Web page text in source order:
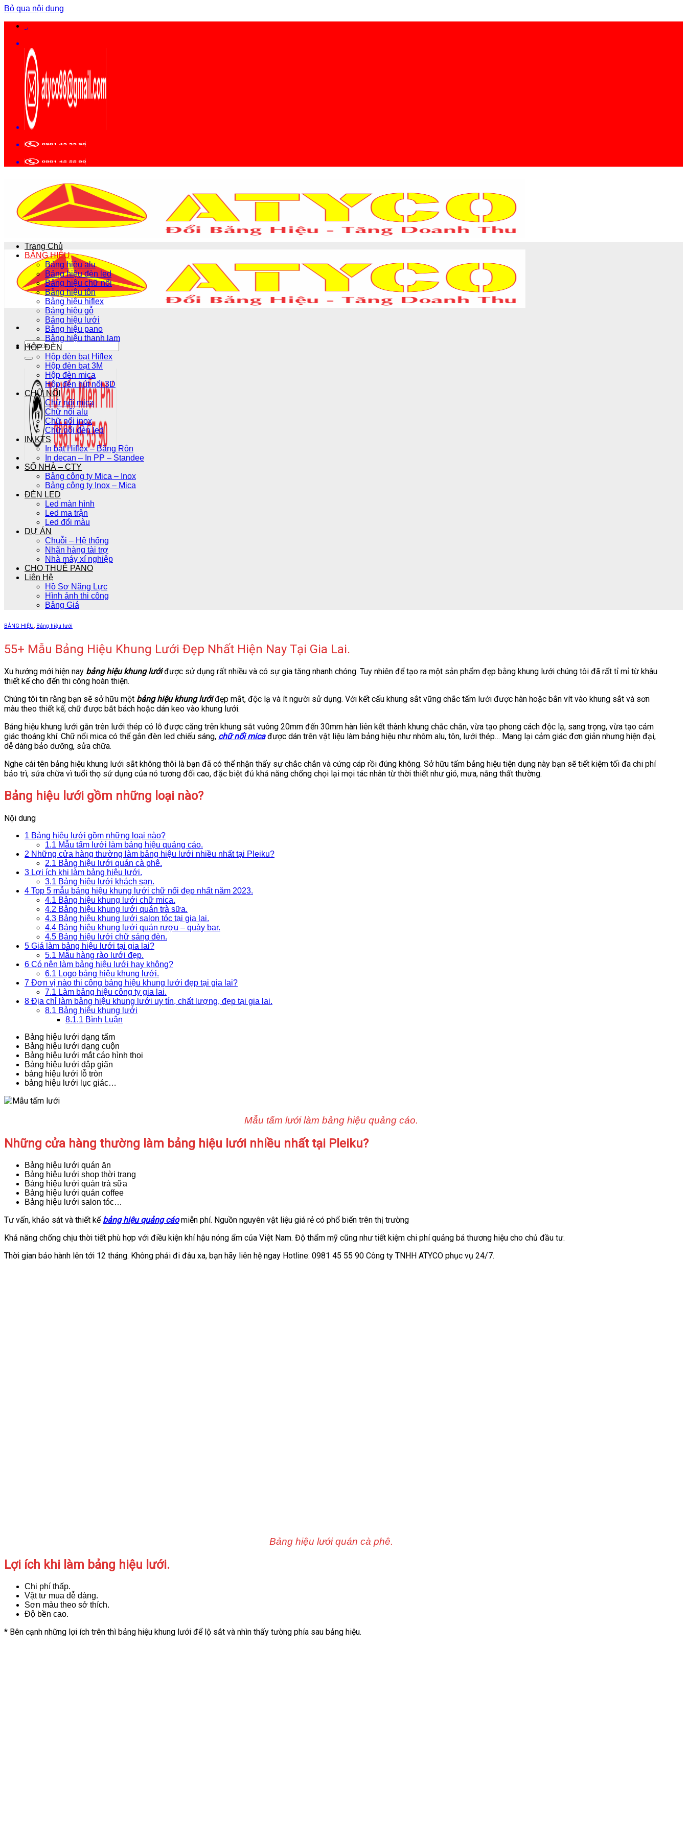
Bỏ qua nội dung
,
Trang Chủ
BẢNG HIỆU
Bảng hiệu alu
Bảng hiệu đèn led
Bảng hiệu chữ nổi
Bảng hiệu tôn
Bảng hiệu hiflex
Bảng hiệu gỗ
Bảng hiệu lưới
Bảng hiệu pano
Bảng hiệu thanh lam
HỘP ĐÈN
Hộp đèn bạt Hiflex
Hộp đèn bạt 3M
Hộp đèn mica
Hộp đèn hút nổi 3D
CHỮ NỔI
Chữ nổi mica
Chữ nổi alu
Chữ nổi inox
Chữ nổi đèn led
IN KTS
In bạt Hiflex – Băng Rôn
In decan – In PP – Standee
SỐ NHÀ – CTY
Bảng công ty Mica – Inox
Bảng công ty Inox – Mica
ĐÈN LED
Led màn hình
Led ma trận
Led đổi màu
DỰ ÁN
Chuỗi – Hệ thống
Nhãn hàng tài trợ
Nhà máy xí nghiệp
CHO THUÊ PANO
Liên Hệ
Hồ Sơ Năng Lực
Hình ảnh thi công
Bảng Giá
BẢNG HIỆU, Bảng hiệu lưới
55+ Mẫu Bảng Hiệu Khung Lưới Đẹp Nhất Hiện Nay Tại Gia Lai.
Xu hướng mới hiện nay bảng hiệu khung lướiđược sử dụng rất nhiều và có sự gia tăng nhanh chóng. Tuy nhiên để tạo ra một sản phẩm đẹp bằng khung lưới chúng tôi đã rất tỉ mỉ từ khâu
thiết kế cho đến thi công hoàn thiện.
Chúng tôi tin rằng bạn sẽ sở hữu một bảng hiệu khung lướiđẹp mắt, độc lạ và ít người sử dụng. Với kết cấu khung sắt vững chắc tấm lưới được hàn hoặc bắn vít vào khung sắt và sơn
màu theo thiết kế, chữ được bắt bách hoặc dán keo vào khung lưới.
Bảng hiệu khung lưới gắn trên lưới thép có lỗ được căng trên khung sắt vuông 20mm đến 30mm hàn liên kết thành khung chắc chắn, vừa tạo phong cách độc lạ, sang trọng, vừa tạo cảm
giác thoáng khí. Chữ nổi mica có thể gắn đèn led chiếu sáng, chữ nổi micađược dán trên vật liệu làm bảng hiệu như nhôm alu, tôn, lưới thép… Mang lại cảm giác đơn giản nhưng hiện đại,
dễ dàng bảo dưỡng, sửa chữa.
Nghe cái tên bảng hiệu khung lưới sắt không thôi là bạn đã có thể nhận thấy sự chắc chắn và cứng cáp rồi đúng không. Sở hữu tấm bảng hiệu tiện dụng này bạn sẽ tiết kiệm tối đa chi phí
bảo trì, sửa chữa vì tuổi thọ sử dụng của nó tương đối cao, đặc biệt đủ khả năng chống chọi lại mọi tác nhân từ thời thiết như gió, mưa, nắng thất thường.
Bảng hiệu lưới gồm những loại nào?
Nội dung
1 Bảng hiệu lưới gồm những loại nào?
1.1 Mẫu tấm lưới làm bảng hiệu quảng cáo.
2 Những cửa hàng thường làm bảng hiệu lưới nhiều nhất tại Pleiku?
2.1 Bảng hiệu lưới quán cà phê.
3 Lợi ích khi làm bảng hiệu lưới.
3.1 Bảng hiệu lưới khách sạn.
4 Top 5 mẫu bảng hiệu khung lưới chữ nổi đẹp nhất năm 2023.
4.1 Bảng hiệu khung lưới chữ mica.
4.2 Bảng hiệu khung lưới quán trà sữa.
4.3 Bảng hiệu khung lưới salon tóc tại gia lai.
4.4 Bảng hiệu khung lưới quán rượu – quày bar.
4.5 Bảng hiệu lưới chữ sáng đèn.
5 Giá làm bảng hiệu lưới tại gia lai?
5.1 Mẫu hàng rào lưới đẹp.
6 Có nên làm bảng hiệu lưới hay không?
6.1 Logo bảng hiệu khung lưới.
7 Đơn vị nào thi công bảng hiệu khung lưới đẹp tại gia lai?
7.1 Làm bảng hiệu công ty gia lai.
8 Địa chỉ làm bảng hiệu khung lưới uy tín, chất lượng, đẹp tại gia lai.
8.1 Bảng hiệu khung lưới
8.1.1 Bình Luận
Bảng hiệu lưới dạng tấm
Bảng hiệu lưới dạng cuộn
Bảng hiệu lưới mắt cáo hình thoi
Bảng hiệu lưới dập giãn
bảng hiệu lưới lỗ tròn
bảng hiệu lưới lục giác…
Mẫu tấm lưới làm bảng hiệu quảng cáo.
Những cửa hàng thường làm bảng hiệu lưới nhiều nhất tại Pleiku?
Bảng hiệu lưới quán ăn
Bảng hiệu lưới shop thời trang
Bảng hiệu lưới quán trà sữa
Bảng hiệu lưới quán coffee
Bảng hiệu lưới salon tóc…
Tư vấn, khảo sát và thiết kế bảng hiệu quảng cáomiễn phí. Nguồn nguyên vật liệu giá rẻ có phổ biến trên thị trường
Khả năng chống chịu thời tiết phù hợp với điều kiện khí hậu nóng ẩm của Việt Nam. Độ thẩm mỹ cũng như tiết kiệm chi phí quảng bá thương hiệu cho chủ đầu tư.
Thời gian bảo hành lên tới 12 tháng. Không phải đi đâu xa, bạn hãy liên hệ ngay Hotline: 0981 45 55 90 Công ty TNHH ATYCO phục vụ 24/7.
Bảng hiệu lưới quán cà phê.
Lợi ích khi làm bảng hiệu lưới.
Chi phí thấp.
Vật tư mua dễ dàng.
Sơn màu theo sở thích.
Độ bền cao.
* Bên cạnh những lợi ích trên thì bảng hiệu khung lưới để lộ sắt và nhìn thấy tường phía sau bảng hiệu.